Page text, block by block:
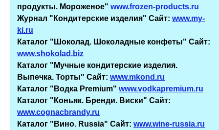
продукты. Мороженое" www.frozen-products.ru
Журнал "Кондитерские изделия" Сайт: www.my-
ki.ru
Каталог "Шоколад. Шоколадные конфеты" Сайт:
www.shokolad.biz
Каталог "Мучные кондитерские изделия.
Выпечка. Торты" Сайт: www.mkond.ru
Каталог "Водка Premium" www.vodkapremium.ru
Каталог "Коньяк. Бренди. Виски" Сайт:
www.cognacbrandy.ru
Каталог "Вино. Russia" Сайт: www.wine-russia.ru